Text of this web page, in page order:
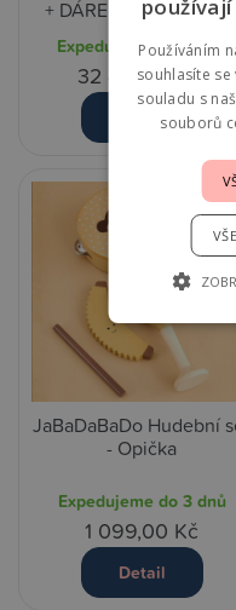
+ DÁREK - Space Black
Expedujeme do 5 dnů
32 499,00 Kč
Detail
JaBaDaBaDo Hudební
- Opička
Expedujeme do 3 dnů
1 099,00 Kč
Detail
Používáním
souhlasíte
souladu s
souborů